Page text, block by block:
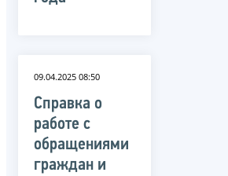
09.04.2025 08:50
Справка о
работе с
обращениями
граждан и